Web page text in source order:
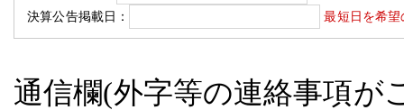
決算公告掲載日：
最短日を希
通信欄(外字等の連絡事項が